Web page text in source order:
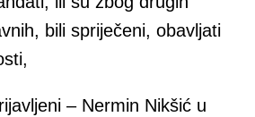
bili spriječeni, obavljati
– Nermin Nikšić u